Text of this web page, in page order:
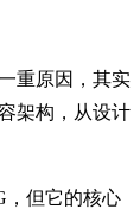
重原因，其实
架构，从设计
，但它的核心